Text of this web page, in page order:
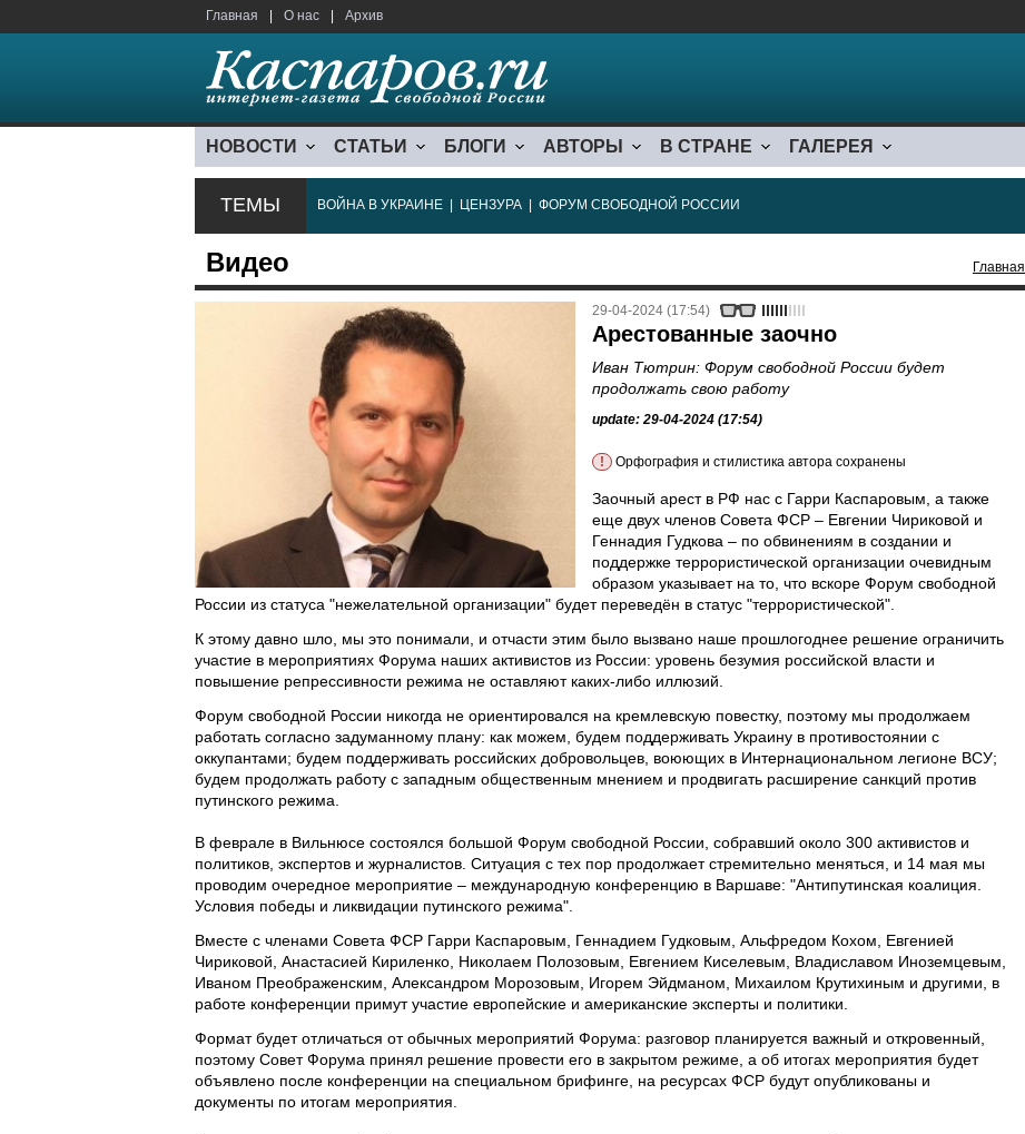
Главная О нас Архив
НОВОСТИ СТАТЬИ БЛОГИ АВТОРЫ В СТРАНЕ ГАЛЕРЕЯ
ТЕМЫ ВОЙНА В УКРАИНЕ ЦЕНЗУРА ФОРУМ СВОБОДНОЙ РОССИИ
Видео Главная
29-04-2024 (17:54)
Арестованные заочно
Иван Тютрин: Форум свободной России будет
продолжать свою работу
update: 29-04-2024 (17:54)
! Орфография и стилистика автора сохранены
Заочный арест в РФ нас с Гарри Каспаровым, а также
еще двух членов Совета ФСР – Евгении Чириковой и
Геннадия Гудкова – по обвинениям в создании и
поддержке террористической организации очевидным
образом указывает на то, что вскоре Форум свободной
России из статуса "нежелательной организации" будет переведён в статус "террористической".
К этому давно шло, мы это понимали, и отчасти этим было вызвано наше прошлогоднее решение ограничить
участие в мероприятиях Форума наших активистов из России: уровень безумия российской власти и
повышение репрессивности режима не оставляют каких-либо иллюзий.
Форум свободной России никогда не ориентировался на кремлевскую повестку, поэтому мы продолжаем
работать согласно задуманному плану: как можем, будем поддерживать Украину в противостоянии с
оккупантами; будем поддерживать российских добровольцев, воюющих в Интернациональном легионе ВСУ;
будем продолжать работу с западным общественным мнением и продвигать расширение санкций против
путинского режима.
В феврале в Вильнюсе состоялся большой Форум свободной России, собравший около 300 активистов и
политиков, экспертов и журналистов. Ситуация с тех пор продолжает стремительно меняться, и 14 мая мы
проводим очередное мероприятие – международную конференцию в Варшаве: "Антипутинская коалиция.
Условия победы и ликвидации путинского режима".
Вместе с членами Совета ФСР Гарри Каспаровым, Геннадием Гудковым, Альфредом Кохом, Евгенией
Чириковой, Анастасией Кириленко, Николаем Полозовым, Евгением Киселевым, Владиславом Иноземцевым,
Иваном Преображенским, Александром Морозовым, Игорем Эйдманом, Михаилом Крутихиным и другими, в
работе конференции примут участие европейские и американские эксперты и политики.
Формат будет отличаться от обычных мероприятий Форума: разговор планируется важный и откровенный,
поэтому Совет Форума принял решение провести его в закрытом режиме, а об итогах мероприятия будет
объявлено после конференции на специальном брифинге, на ресурсах ФСР будут опубликованы и
документы по итогам мероприятия.